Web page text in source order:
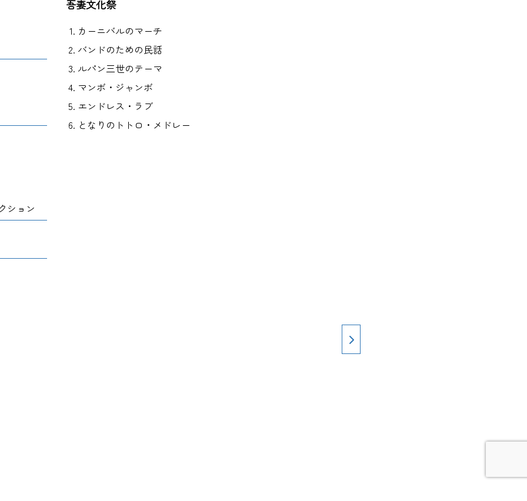
ション
吾妻文化祭
カーニバルのマーチ
バンドのための民話
ルパン三世のテーマ
マンボ・ジャンボ
エンドレス・ラブ
となりのトトロ・メドレー